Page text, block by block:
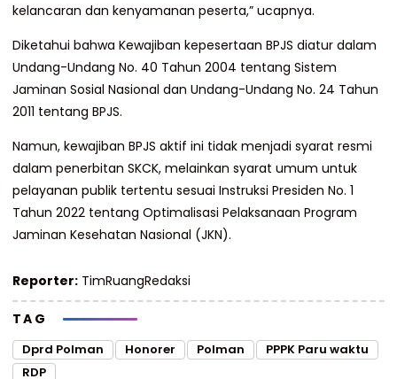
kelancaran dan kenyamanan peserta,” ucapnya.
Diketahui bahwa Kewajiban kepesertaan BPJS diatur dalam
Undang-Undang No. 40 Tahun 2004 tentang Sistem
Jaminan Sosial Nasional dan Undang-Undang No. 24 Tahun
2011 tentang BPJS.
Namun, kewajiban BPJS aktif ini tidak menjadi syarat resmi
dalam penerbitan SKCK, melainkan syarat umum untuk
pelayanan publik tertentu sesuai Instruksi Presiden No. 1
Tahun 2022 tentang Optimalisasi Pelaksanaan Program
Jaminan Kesehatan Nasional (JKN).
Reporter: TimRuangRedaksi
TAG
Dprd Polman Honorer Polman
PPPK Paru waktu
RDP